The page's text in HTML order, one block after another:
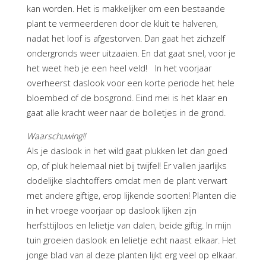
kan worden. Het is makkelijker om een bestaande
plant te vermeerderen door de kluit te halveren,
nadat het loof is afgestorven. Dan gaat het zichzelf
ondergronds weer uitzaaien. En dat gaat snel, voor je
het weet heb je een heel veld! In het voorjaar
overheerst daslook voor een korte periode het hele
bloembed of de bosgrond. Eind mei is het klaar en
gaat alle kracht weer naar de bolletjes in de grond.
Waarschuwing!!
Als je daslook in het wild gaat plukken let dan goed
op, of pluk helemaal niet bij twijfel! Er vallen jaarlijks
dodelijke slachtoffers omdat men de plant verwart
met andere giftige, erop lijkende soorten! Planten die
in het vroege voorjaar op daslook lijken zijn
herfsttijloos en lelietje van dalen, beide giftig. In mijn
tuin groeien daslook en lelietje echt naast elkaar. Het
jonge blad van al deze planten lijkt erg veel op elkaar.